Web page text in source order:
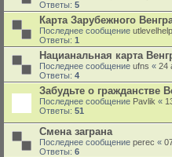
Ответы: 5
Карта Зарубежного
Последнее сообщение utlevelhelp
Ответы: 1
Нацианальная карта
Последнее сообщение ufns « 24
Ответы: 4
Забудьте о гражданстве
Последнее сообщение Pavlik «
Ответы: 51
Смена заграна
Последнее сообщение perec «
Ответы: 6